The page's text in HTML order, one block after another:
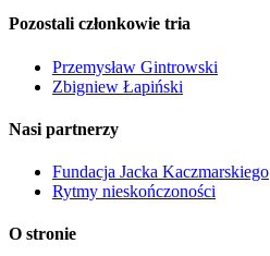
Pozostali członkowie tria
Przemysław Gintrowski
Zbigniew Łapiński
Nasi partnerzy
Fundacja Jacka Kaczmarskiego
Rytmy nieskończoności
O stronie